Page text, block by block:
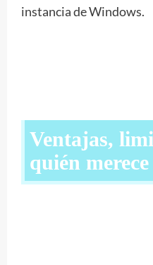
instancia de Windows.
Ventajas,
quién